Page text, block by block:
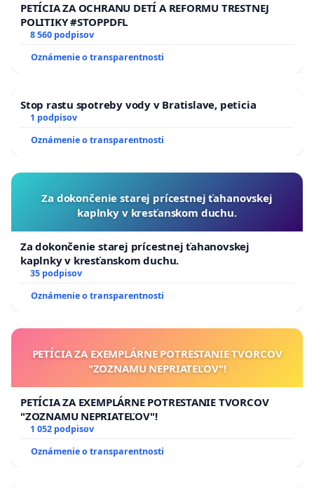
PETÍCIA ZA OCHRANU DETÍ A REFORMU TRESTNEJ
POLITIKY #STOPPDFL
8 560 podpisov
Oznámenie o transparentnosti
Stop rastu spotreby vody v Bratislave, peticia
1 podpisov
Oznámenie o transparentnosti
Za dokončenie starej prícestnej ťahanovskej
kaplnky v kresťanskom duchu.
Za dokončenie starej prícestnej ťahanovskej
kaplnky v kresťanskom duchu.
35 podpisov
Oznámenie o transparentnosti
PETÍCIA ZA EXEMPLÁRNE POTRESTANIE TVORCOV
"ZOZNAMU NEPRIATEĽOV"!
PETÍCIA ZA EXEMPLÁRNE POTRESTANIE TVORCOV
"ZOZNAMU NEPRIATEĽOV"!
1 052 podpisov
Oznámenie o transparentnosti